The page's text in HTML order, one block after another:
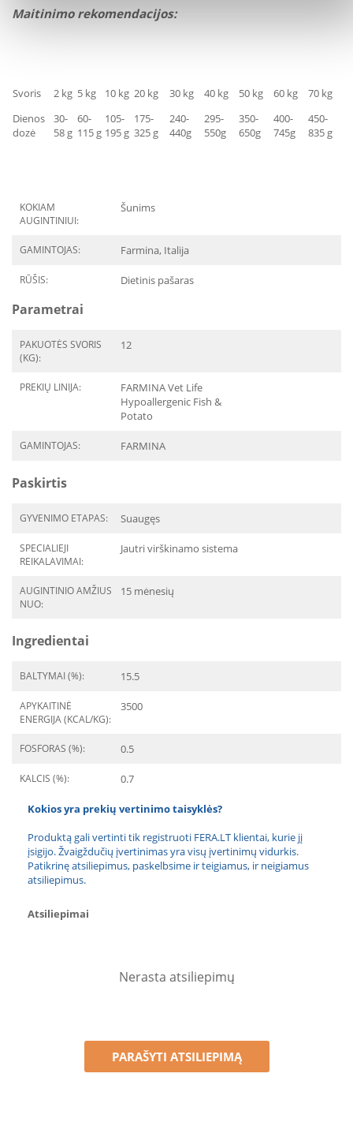
Maitinimo rekomendacijos:
Svoris 2 kg 5 kg 10 kg 20 kg 30 kg 40 kg 50 kg 60 kg
70 kg
Dienos
dozė
30-
58 g
60-
115 g
105-
195 g
175-
325 g
240-
440g
295-
550g
350-
650g
400-
745g
450-
835 g
KOKIAM
AUGINTINIUI:
Šunims
GAMINTOJAS: Farmina, Italija
RŪŠIS: Dietinis pašaras
Parametrai
PAKUOTĖS SVORIS
(KG):
12
PREKIŲ LINIJA:
FARMINA Vet Life
Hypoallergenic Fish &
Potato
GAMINTOJAS: FARMINA
Paskirtis
GYVENIMO ETAPAS: Suaugęs
SPECIALIEJI
REIKALAVIMAI:
Jautri virškinamo sistema
AUGINTINIO AMŽIUS
NUO:
15 mėnesių
Ingredientai
BALTYMAI (%): 15.5
APYKAITINĖ
ENERGIJA (KCAL/KG):
3500
FOSFORAS (%): 0.5
KALCIS (%): 0.7
Kokios yra prekių vertinimo taisyklės?
Produktą gali vertinti tik registruoti FERA.LT klientai, kurie jį
įsigijo. Žvaigždučių įvertinimas yra visų įvertinimų vidurkis.
Patikrinę atsiliepimus, paskelbsime ir teigiamus, ir neigiamus
atsiliepimus.
Atsiliepimai
Nerasta atsiliepimų
PARAŠYTI ATSILIEPIMĄ